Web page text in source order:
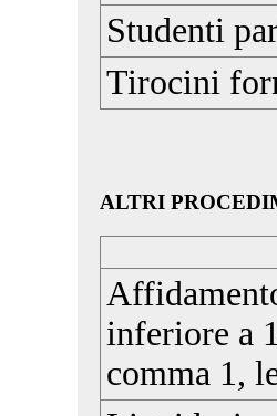
Studenti
Tirocini
ALTRI
inferiore a
comma 1,